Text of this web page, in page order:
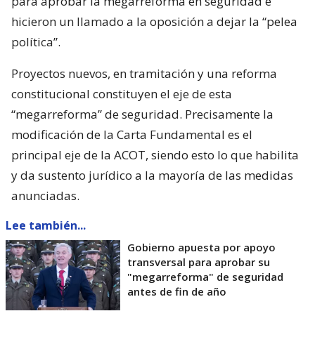
hicieron un llamado a la oposición a dejar la “pelea
política”.
Proyectos nuevos, en tramitación y una reforma
constitucional constituyen el eje de esta
“megarreforma” de seguridad. Precisamente la
modificación de la Carta Fundamental es el
principal eje de la ACOT, siendo esto lo que habilita
y da sustento jurídico a la mayoría de las medidas
anunciadas.
Lee también...
Gobierno apuesta por apoyo
transversal para aprobar su
"megarreforma" de seguridad
antes de fin de año